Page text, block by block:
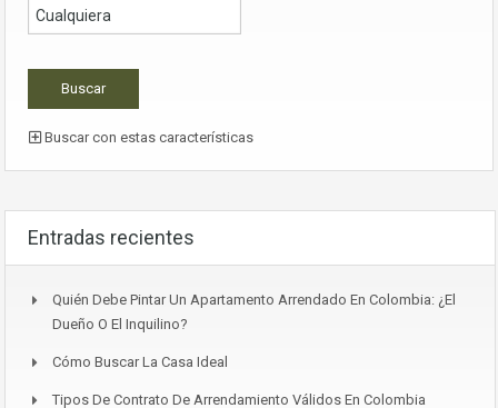
Buscar con estas características
Entradas recientes
Quién Debe Pintar Un Apartamento Arrendado En Colombia: ¿el
Dueño O El Inquilino?
Cómo Buscar La Casa Ideal
Tipos De Contrato De Arrendamiento Válidos En Colombia